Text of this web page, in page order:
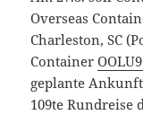
Overseas
Charleston, SC
Container
geplante
109te Rundreise